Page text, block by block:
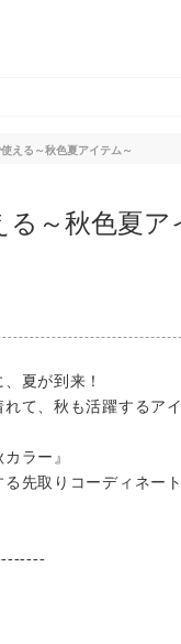
える～秋色夏アイテム～
る～秋色夏ア
夏が到来！
て、秋も活躍するア
ラー』
先取りコーディネート